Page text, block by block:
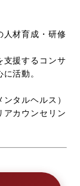
人材育成・研修
支援するコンサ
活動。
タルヘルス）
アカウンセリン